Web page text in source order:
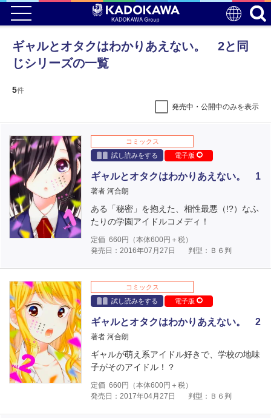
ギャルとオタクはわかりあえない。 2と同
じシリーズの一覧
5件
発売中・公開中のみを表示
コミックス
試し読みをする
電子版
ギャルとオタクはわかりあえない。 1
著者 河合朗
ある「秘密」を抱えた、相性最悪（!?）なふ
たりの学園アイドルコメディ！
定価 660円（本体600円＋税）
発売日：2016年07月27日
判型：Ｂ６判
コミックス
試し読みをする
電子版
ギャルとオタクはわかりあえない。 2
著者 河合朗
ギャルが萌え系アイドル好きで、学校の地味
子がそのアイドル！？
定価 660円（本体600円＋税）
発売日：2017年04月27日
判型：Ｂ６判